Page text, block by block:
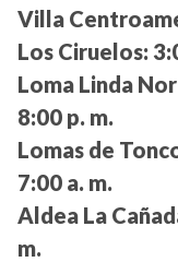
Villa
Los Ciruelos:
Loma Linda
8:00 p. m.
Lomas de
7:00 a. m.
Aldea La
m.